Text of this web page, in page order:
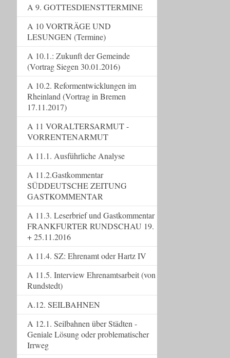
A 9. GOTTESDIENSTTERMINE
A 10 VORTRÄGE UND
LESUNGEN (Termine)
A 10.1.: Zukunft der Gemeinde
(Vortrag Siegen 30.01.2016)
A 10.2. Reformentwicklungen im
Rheinland (Vortrag in Bremen
17.11.2017)
A 11 VORALTERSARMUT -
VORRENTENARMUT
A 11.1. Ausführliche Analyse
A 11.2.Gastkommentar
SÜDDEUTSCHE ZEITUNG
GASTKOMMENTAR
A 11.3. Leserbrief und Gastkommentar
FRANKFURTER RUNDSCHAU 19.
+ 25.11.2016
A 11.4. SZ: Ehrenamt oder Hartz IV
A 11.5. Interview Ehrenamtsarbeit (von
Rundstedt)
A.12. SEILBAHNEN
A 12.1. Seilbahnen über Städten -
Geniale Lösung oder problematischer
Irrweg